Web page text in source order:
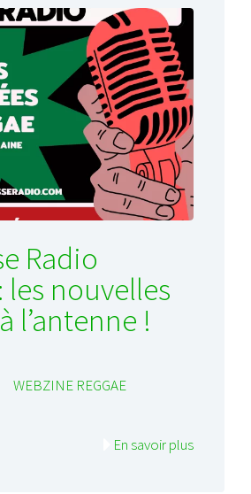
Radio
les nouvelles
l’antenne !
WEBZINE REGGAE
En savoir plus